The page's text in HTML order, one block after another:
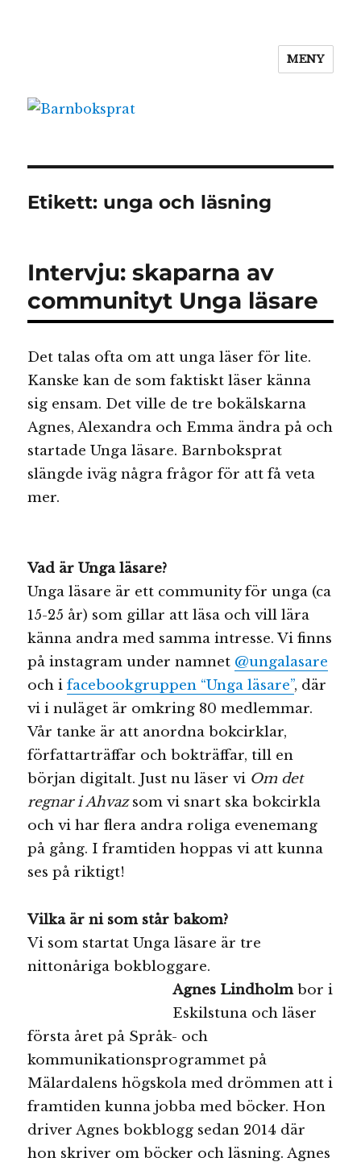
MENY
Etikett: unga och läsning
Intervju: skaparna av
communityt Unga läsare
Det talas ofta om att unga läser för lite.
Kanske kan de som faktiskt läser känna
sig ensam. Det ville de tre bokälskarna
Agnes, Alexandra och Emma ändra på och
startade Unga läsare. Barnboksprat
slängde iväg några frågor för att få veta
mer.
Vad är Unga läsare?
Unga läsare är ett community för unga (ca
15-25 år) som gillar att läsa och vill lära
känna andra med samma intresse. Vi finns
på instagram under namnet @ungalasare
och ifacebookgruppen “Unga läsare”, där
vi i nuläget är omkring 80 medlemmar.
Vår tanke är att anordna bokcirklar,
författarträffar och bokträffar, till en
början digitalt. Just nu läser vi Om det
regnar i Ahvazsom vi snart ska bokcirkla
och vi har flera andra roliga evenemang
på gång. I framtiden hoppas vi att kunna
ses på riktigt!
Vilka är ni som står bakom?
Vi som startat Unga läsare är tre
nittonåriga bokbloggare.
Agnes Lindholmbor i
Eskilstuna och läser
första året på Språk- och
kommunikationsprogrammet på
Mälardalens högskola med drömmen att i
framtiden kunna jobba med böcker. Hon
driver Agnes bokblogg sedan 2014 där
hon skriver om böcker och läsning. Agnes